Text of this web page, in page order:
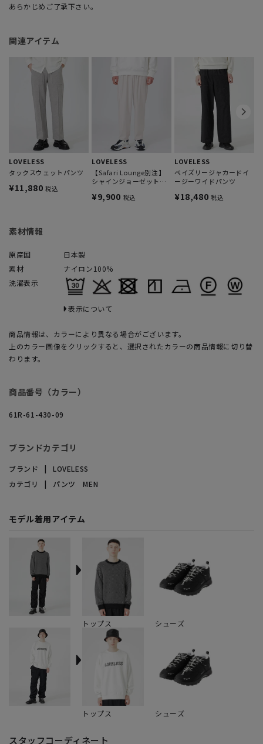
あらかじめご了承下さい。
関連アイテム
LOVELESS
タックスウェットパンツ
¥11,880 税込
LOVELESS
【Safari Lounge別注】
シャインジョーゼットテ
¥9,900 税込
LOVELESS
ペイズリージャカードイ
ージーワイドパンツ
¥18,480 税込
素材情報
原産国
日本製
素材
ナイロン100%
洗濯表示
表示について
商品情報は、カラーにより異なる場合がございます。
上のカラー画像をクリックすると、選択されたカラーの商品情報に切り替
わります。
商品番号（カラー）
61R-61-430-09
ブランドカテゴリ
ブランド
LOVELESS
カテゴリ
パンツ MEN
モデル着用アイテム
トップス シューズ
トップス シューズ
スタッフコーディネート